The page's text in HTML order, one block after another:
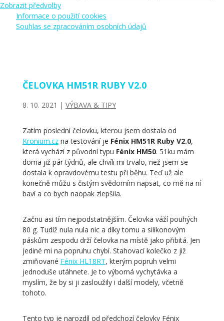
Zobrazit předvolby
Informace o použití cookies
Souhlas se zpracováním osobních údajů
ČELOVKA HM51R RUBY V2.0
8. 10. 2021 | VÝBAVA & TIPY
Zatím poslední čelovku, kterou jsem dostala od
Kronium.czna testování je Fénix HM51R Ruby V2.0,
která vychází z původní typu Fénix HM50. 51ku mám
doma již pár týdnů, ale chvíli mi trvalo, než jsem se
dostala k opravdovému testu při běhu. Teď už ale
konečně můžu s čistým svědomím napsat, co mě na ní
baví a co bych naopak zlepšila.
Začnu asi tím nejpodstatnějším. Čelovka váží pouhých
80 g. Tudíž nula nula nic a díky tomu a silikonovým
páskům zespodu drží čelovka na místě jako přibitá. Jen
jediné mi na popruhu chybí. Stahovací kolečko z již
zmiňované Fénix HL18RT, kterým popruh velmi
jednoduše utáhnete. Je to výborná vychytávka a
myslím, že by si ji zasloužily i další modely, včetně
tohoto.
Tento typ je narozdíl od předchozí čelovky Fénix